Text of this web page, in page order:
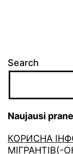
Search
Naujausi
КОРИСНА
МІГРАНТІВ(-